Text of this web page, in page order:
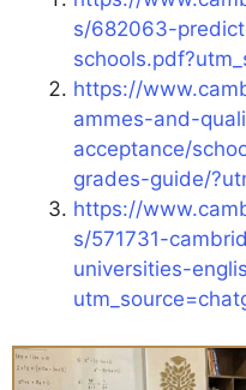
s/682063-
https://
ammes-and-
acceptance/
grades-guide/
https://
s/571731-
universities-